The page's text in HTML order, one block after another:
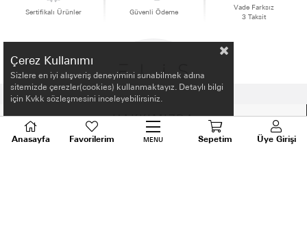
Sertifikalı Ürünler Güvenli Ödeme
Vade Farksız
3 Taksit
HAKKIMIZDA
Çerez Kullanımı
Sizlere en iyi alışveriş deneyimini sunabilmek adına
sitemizde çerezler(cookies) kullanmaktayız. Detaylı bilgi
için Kvkk sözleşmesini inceleyebilirsiniz.
Anasayfa Favorilerim MENU Sepetim Üye Girişi